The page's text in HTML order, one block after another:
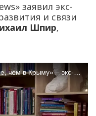
заявил экс-
и связи
Шпир,